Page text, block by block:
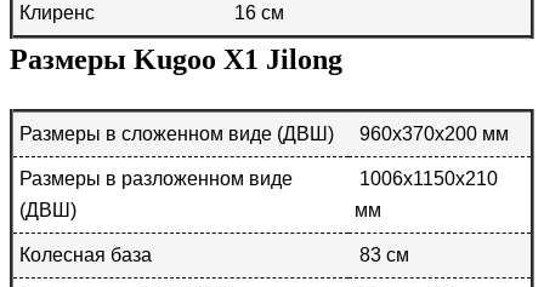
Клиренс 16 см
Размеры Kugoo X1 Jilong
Размеры в сложенном виде (ДВШ) 960х370х200 мм
Размеры в разложенном виде
(ДВШ)
1006х1150х210
мм
Колесная база 83 см